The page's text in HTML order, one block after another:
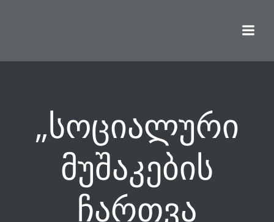
„სოციალური
მუშაკების
ჩართვა